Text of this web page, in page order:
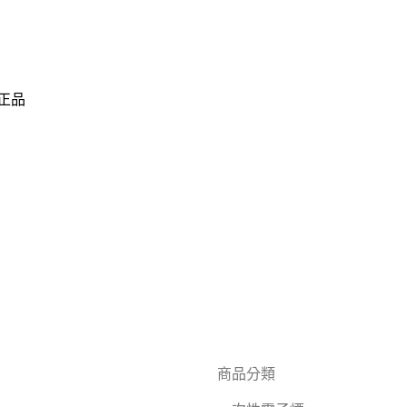
品
商品分類